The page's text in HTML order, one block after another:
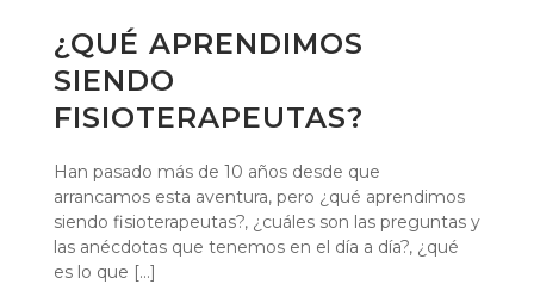
¿QUÉ APRENDIMOS
SIENDO
FISIOTERAPEUTAS?
Han pasado más de 10 años desde que
arrancamos esta aventura, pero ¿qué aprendimos
siendo fisioterapeutas?, ¿cuáles son las preguntas y
las anécdotas que tenemos en el día a día?, ¿qué
es lo que [...]